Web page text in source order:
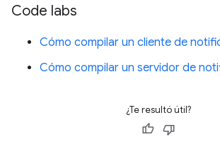
Code labs
Cómo compilar un cliente de
Cómo compilar un servidor de
¿Te resultó útil?